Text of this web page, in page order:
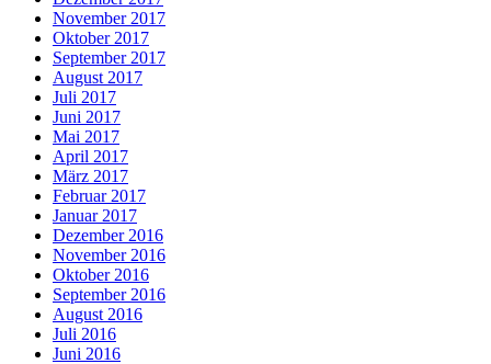
November 2017
Oktober 2017
September 2017
August 2017
Juli 2017
Juni 2017
Mai 2017
April 2017
März 2017
Februar 2017
Januar 2017
Dezember 2016
November 2016
Oktober 2016
September 2016
August 2016
Juli 2016
Juni 2016